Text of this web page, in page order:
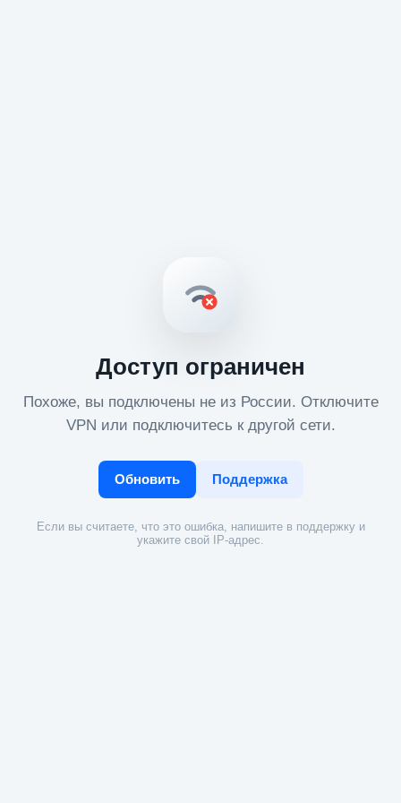
Доступ ограничен
Похоже, вы подключены не из России. Отключите
VPN или подключитесь к другой сети.
Обновить Поддержка
Если вы считаете, что это ошибка, напишите в поддержку и
укажите свой IP-адрес.